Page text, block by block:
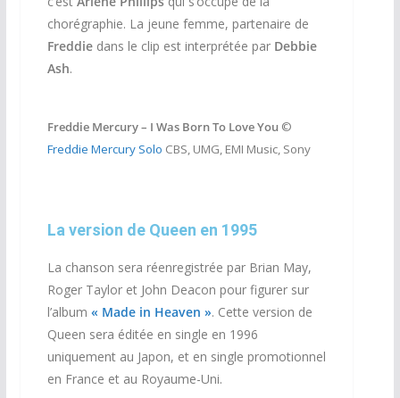
chorégraphie. La jeune femme, partenaire de
Freddiedans le clip est interprétée par Debbie
Ash.
Freddie Mercury – I Was Born To Love You©
Freddie Mercury Solo CBS, UMG, EMI Music, Sony
La version de Queen en 1995
La chanson sera réenregistrée par Brian May,
Roger Taylor et John Deacon pour figurer sur
l’album « Made in Heaven ». Cette version de
Queen sera éditée en single en 1996
uniquement au Japon, et en single promotionnel
en France et au Royaume-Uni.